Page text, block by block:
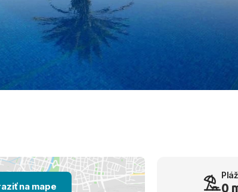
na mape
Pláž
0